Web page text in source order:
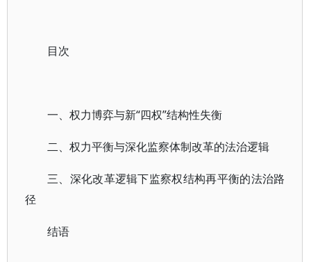
目次
一、权力博弈与新“四权”结构性失衡
二、权力平衡与深化监察体制改革的法治逻辑
三、深化改革逻辑下监察权结构再平衡的法治路
径
结语